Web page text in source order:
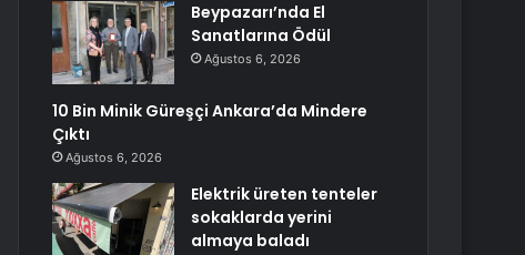
Beypazarı’nda El
Sanatlarına Ödül
Ağustos 6, 2026
10 Bin Minik Güreşçi Ankara’da Mindere
Çıktı
Ağustos 6, 2026
Elektrik üreten tenteler
sokaklarda yerini
almaya baladı